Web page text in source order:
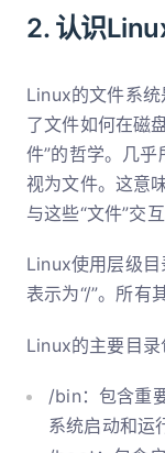
2. 认识
Linux的文件系
了文件如何在磁
件”的哲学。几
视为文件。这意
与这些“文件”交互
Linux使用层级目
表示为“/”。所有
Linux的主要目录
/bin：包含重
系统启动和运